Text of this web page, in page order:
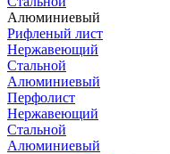
Алюминиевый
Рифленый лист
Нержавеющий
Стальной
Алюминиевый
Перфолист
Нержавеющий
Стальной
Алюминиевый